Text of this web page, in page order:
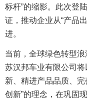
标杆”的缩影。此次登
证，推动企业从“产品
进。
当前，全球绿色转型
苏汉邦车业有限公司
新、精进产品品质、
创新”的理念，在巩固